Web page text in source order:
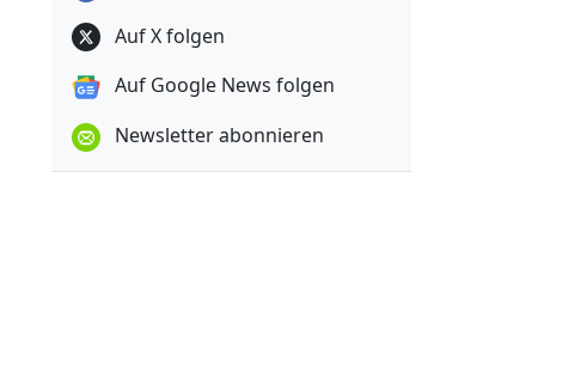
Auf X folgen
Auf Google News folgen
Newsletter abonnieren